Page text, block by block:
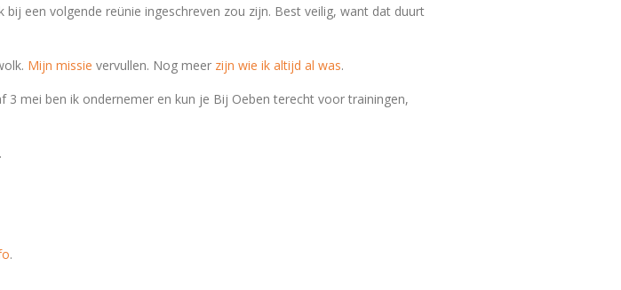
bij een volgende reünie ingeschreven zou zijn. Best veilig, want dat duurt
Mijn missie vervullen. Nog meer zijn wie ik altijd al was.
mei ben ik ondernemer en kun je Bij Oeben terecht voor trainingen,
.